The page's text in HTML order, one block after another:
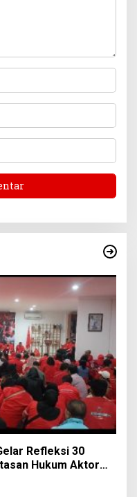
Refleksi 30
Hukum Aktor